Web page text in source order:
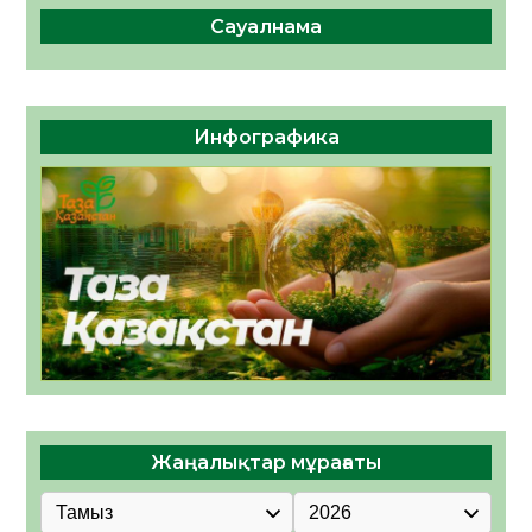
Сауалнама
Инфографика
Жаңалықтар мұрағаты